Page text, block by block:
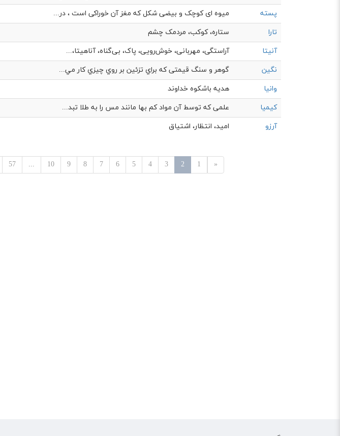
پسته
میوه ای کوچک و بیضی شکل که مغز آن خوراکی است ، در...
تارا
ستاره، کوکب، مردمک چشم
آنیتا
آراستگی، مهربانی، خوش‌رویی، پاک، بی‌گناه، آناهیتا،...
نگین
گوهر و سنگ قیمتی که براي تزئين بر روي چيزي كار مي‌...
وانیا
هدیه باشکوه خداوند
کیمیا
علمی که توسط آن مواد کم بها مانند مس را به طلا تبد...
آرزو
امید، انتظار، اشتياق
«
1
2
3
4
5
6
7
8
9
10
...
57